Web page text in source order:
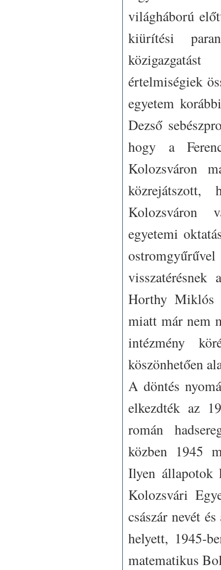
világháború
kiürítési
értelmiségiek
egyetem
Dezső
hogy a
Kolozsváron
Kolozsváron
egyetemi
Horthy Miklós
miatt már nem
intézmény
köszönhetően
A döntés
elkezdték az
román
közben 1945
Ilyen állapotok
Kolozsvári
császár nevét
helyett, 1945-
matematikus